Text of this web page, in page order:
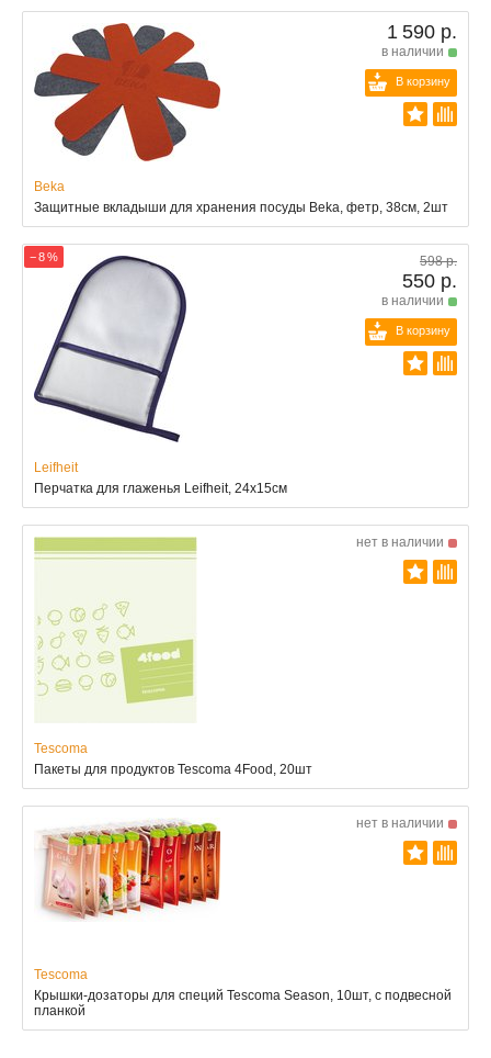
1 590 р.
в наличии
В корзину
Beka
Защитные вкладыши для хранения посуды Beka, фетр, 38см, 2шт
− 8 % 598 р.
550 р.
в наличии
В корзину
Leifheit
Перчатка для глаженья Leifheit, 24х15см
нет в наличии
Tescoma
Пакеты для продуктов Tescoma 4Food, 20шт
нет в наличии
Tescoma
Крышки-дозаторы для специй Tescoma Season, 10шт, с подвесной
планкой